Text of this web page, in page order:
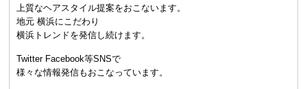
上質なヘアスタイル提案をおこないます。
地元 横浜にこだわり
横浜トレンドを発信し続けます。
Twitter Facebook等SNSで
様々な情報発信もおこなっています。